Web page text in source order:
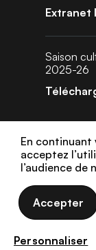
Extranet
Saison
2025-26
Gestion
Plan de site
En continuant
acceptez
l’audience
Accepter
Personnaliser